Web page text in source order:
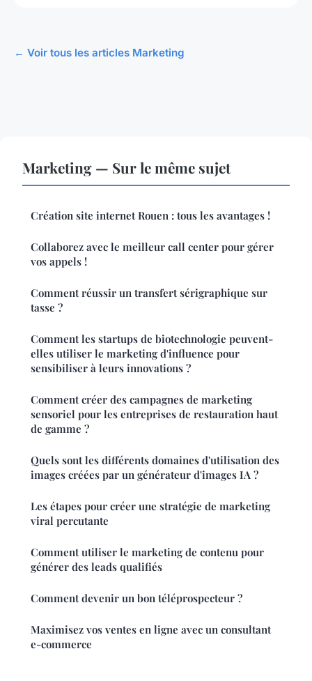
← Voir tous les articles Marketing
Marketing — Sur le même sujet
Création site internet Rouen : tous les avantages !
Collaborez avec le meilleur call center pour gérer
vos appels !
Comment réussir un transfert sérigraphique sur
tasse ?
Comment les startups de biotechnologie peuvent-
elles utiliser le marketing d'influence pour
sensibiliser à leurs innovations ?
Comment créer des campagnes de marketing
sensoriel pour les entreprises de restauration haut
de gamme ?
Quels sont les différents domaines d'utilisation des
images créées par un générateur d'images IA ?
Les étapes pour créer une stratégie de marketing
viral percutante
Comment utiliser le marketing de contenu pour
générer des leads qualifiés
Comment devenir un bon téléprospecteur ?
Maximisez vos ventes en ligne avec un consultant
e-commerce